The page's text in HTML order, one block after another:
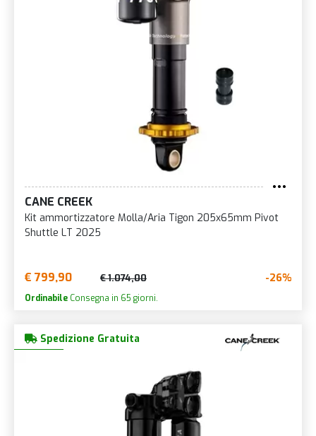
CANE CREEK
Kit ammortizzatore Molla/Aria Tigon 205x65mm Pivot
Shuttle LT 2025
€ 799,90 € 1.074,00 -26%
Ordinabile Consegna in 65 giorni.
Spedizione Gratuita